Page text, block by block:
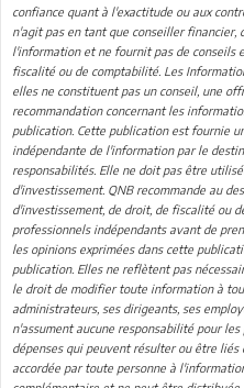
confiance quant à l'exactitude ou aux
n'agit pas en tant que conseiller financier,
l'information et ne fournit pas de conseils
fiscalité ou de comptabilité. Les
elles ne constituent pas un conseil, une
recommandation concernant les
publication. Cette publication est fournie
indépendante de l'information par le
responsabilités. Elle ne doit pas être
d'investissement. QNB recommande au
d'investissement, de droit, de fiscalité ou
professionnels indépendants avant de
les opinions exprimées dans cette
publication. Elles ne reflètent pas
le droit de modifier toute information à
administrateurs, ses dirigeants, ses
n'assument aucune responsabilité pour
dépenses qui peuvent résulter ou être
accordée par toute personne à